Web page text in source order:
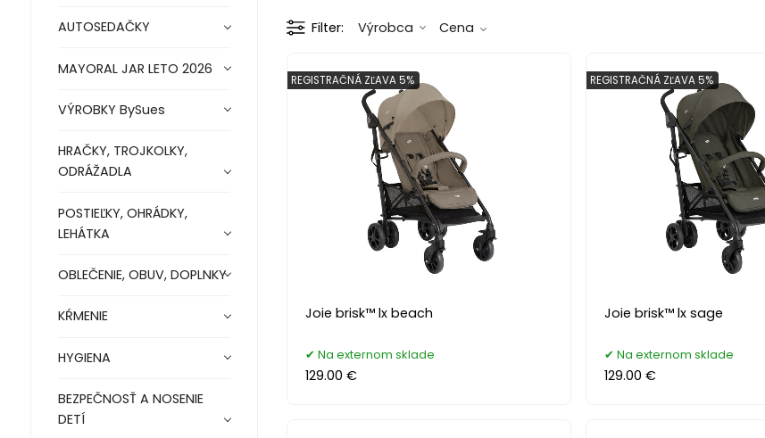
AUTOSEDAČKY
MAYORAL JAR LETO 2026
VÝROBKY BySues
HRAČKY, TROJKOLKY,
ODRÁŽADLA
POSTIEĽKY, OHRÁDKY,
LEHÁTKA
OBLEČENIE, OBUV, DOPLNKY
KŔMENIE
HYGIENA
BEZPEČNOSŤ A NOSENIE
DETÍ
Filter Výrobca Cena
Joie brisk™ lx beach
REGISTRAČNÁ ZĽAVA 5%
Na externom sklade
129.00 €
Joie brisk™ lx sage
REGISTRAČNÁ ZĽAVA 5%
Na externom sklade
129.00 €